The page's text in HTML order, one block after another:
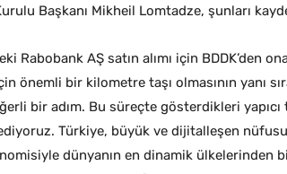
Başkanı Mikheil Lomtadze, şunları
Rabobank AŞ satın alımı için
önemli bir kilometre taşı olmasının yanı
bir adım. Bu süreçte gösterdikleri
Türkiye, büyük ve dijitalleşen
dünyanın en dinamik ülkelerinden